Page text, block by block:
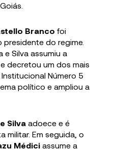
Branco foi
do regime.
e Silva assumiu a
decretou um dos mais
Número 5
político e ampliou a
Silva adoece e é
militar. Em seguida, o
Médici assume a